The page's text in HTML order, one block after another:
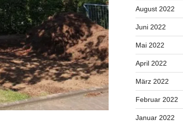
August 2022
Juni 2022
Mai 2022
April 2022
März 2022
Februar 2022
Januar 2022